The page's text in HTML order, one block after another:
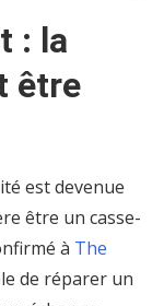
: la
être
est devenue
être un casse-
à The
de réparer un